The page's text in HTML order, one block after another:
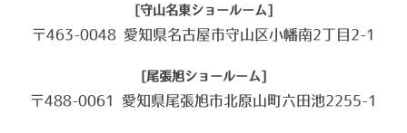
[守山名東ショールーム]
〒463-0048 愛知県名古屋市守山区小幡南2丁目2-1
[尾張旭ショールーム]
〒488-0061 愛知県尾張旭市北原山町六田池2255-1